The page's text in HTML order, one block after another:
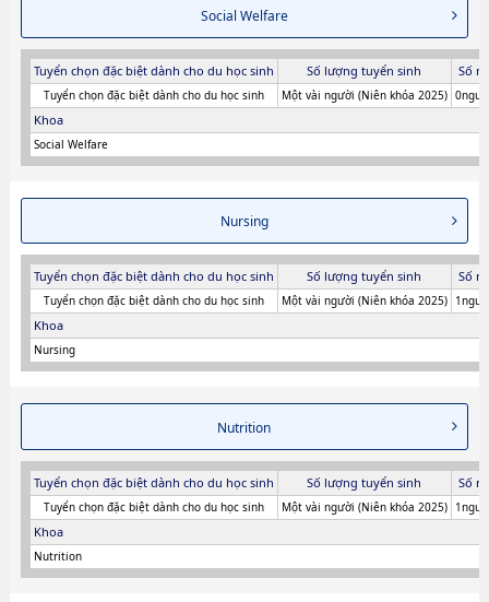
Social Welfare
Tuyển chọn đặc biệt dành cho du học sinh Số lượng tuyển sinh Số
Tuyển chọn đặc biệt dành cho du học sinh Một vài người (Niên khóa 2025)
Khoa
Social Welfare
Nursing
Tuyển chọn đặc biệt dành cho du học sinh Số lượng tuyển sinh Số
Tuyển chọn đặc biệt dành cho du học sinh Một vài người (Niên khóa 2025)
Khoa
Nursing
Nutrition
Tuyển chọn đặc biệt dành cho du học sinh Số lượng tuyển sinh Số
Tuyển chọn đặc biệt dành cho du học sinh Một vài người (Niên khóa 2025)
Khoa
Nutrition